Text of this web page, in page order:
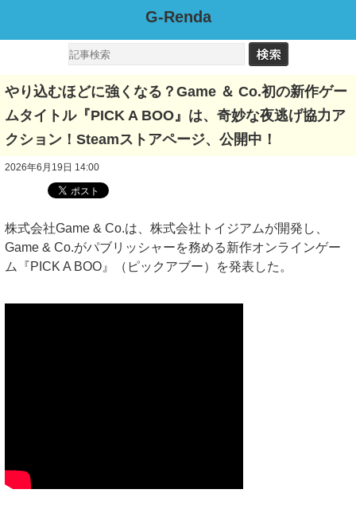
G-Renda
やり込むほどに強くなる？Game ＆ Co.初の新作ゲー
ムタイトル『PICK A BOO』は、奇妙な夜逃げ協力ア
クション！Steamストアページ、公開中！
2026年6月19日 14:00
株式会社Game & Co.は、株式会社トイジアムが開発し、
Game & Co.がパブリッシャーを務める新作オンラインゲー
ム『PICK A BOO』（ピックアブー）を発表した。